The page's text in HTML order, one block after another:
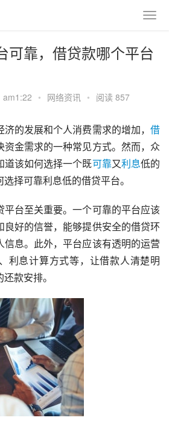
可靠，借贷款哪个平台
am1:22 • 网络资讯 • 阅读 857
的发展和个人消费需求的增加， 借
资金需求的一种常见方式。然而，众
道该如何选择一个既可靠又利息低的
择可靠利息低的借贷平台。
台至关重要。一个可靠的平台应该
好的信誉，能够提供安全的借贷环
息。此外，平台应该有透明的运营
利息计算方式等，让借款人清楚明
款安排。